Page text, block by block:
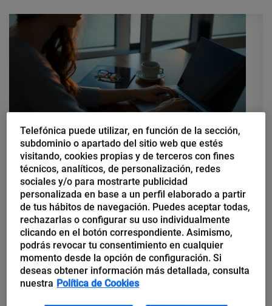
Moncho Terol
Tips para tener una oficina en
casa funcional y cómoda
Los espacios de trabajo ya no se limitan a las oficinas, pues
desde hace algunos años muchos hogares disponen de un área
para instalar la oficina en casa y...
Telefónica puede utilizar, en función de la sección,
subdominio o apartado del sitio web que estés
visitando, cookies propias y de terceros con fines
técnicos, analíticos, de personalización, redes
sociales y/o para mostrarte publicidad
personalizada en base a un perfil elaborado a partir
de tus hábitos de navegación. Puedes aceptar todas,
rechazarlas o configurar su uso individualmente
clicando en el botón correspondiente. Asimismo,
podrás revocar tu consentimiento en cualquier
momento desde la opción de configuración. Si
deseas obtener información más detallada, consulta
nuestra Política de Cookies